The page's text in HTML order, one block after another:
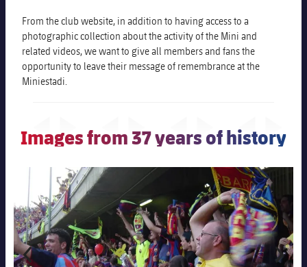
結果
順位表
スケジュール
チケット
順位表
PLUSICON
LABEL.ARIA.PLUS
トップチーム
plusicon
label.aria.plus
チケット
結果
順位表
From the club website, in addition to having access to a
photographic collection about the activity of the Mini and
related videos, we want to give all members and fans the
opportunity to leave their message of remembrance at the
Miniestadi.
Images from 37 years of history
label.aria.chevronleft 次